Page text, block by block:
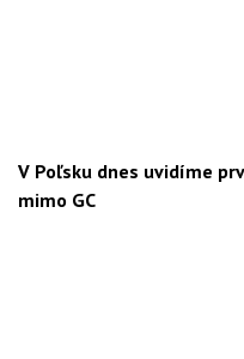
V Poľsku dnes uvidíme
mimo GC